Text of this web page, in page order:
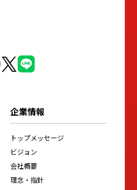
企業情報
トップメッセージ
ビジョン
会社概要
理念・指針